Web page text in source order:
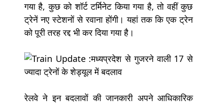
गया है, कुछ को शॉर्ट टर्मिनेट किया गया है, तो वहीं कुछ
ट्रेनें नए स्टेशनों से रवाना होंगी। यहां तक कि एक ट्रेन
को पूरी तरह रद्द भी कर दिया गया है।
रेलवे ने इन बदलावों की जानकारी अपने आधिकारिक